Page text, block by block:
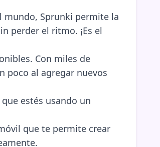
mundo, Sprunki permite la
perder el ritmo. ¡Es el
Con miles de
poco al agregar nuevos
estés usando un
que te permite crear